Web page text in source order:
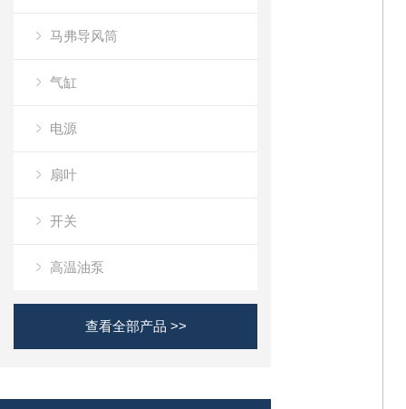
马弗导风筒
气缸
电源
扇叶
开关
高温油泵
查看全部产品 >>